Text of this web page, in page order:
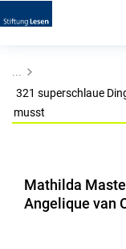
...
321 superschlaue
musst
Mathilda
Angelique van